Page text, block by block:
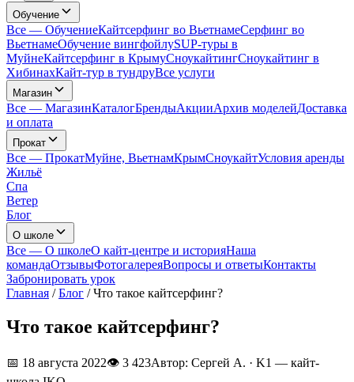
Обучение
Все — ОбучениеКайтсерфинг во ВьетнамеСерфинг во
ВьетнамеОбучение вингфойлуSUP-туры в
МуйнеКайтсерфинг в КрымуСноукайтингСноукайтинг в
ХибинахКайт-тур в тундруВсе услуги
Магазин
Все — МагазинКаталогБрендыАкцииАрхив моделейДоставка
и оплата
Прокат
Все — ПрокатМуйне, ВьетнамКрымСноукайтУсловия аренды
Жильё
Спа
Ветер
Блог
О школе
Все — О школеО кайт-центре и историяНаша
командаОтзывыФотогалереяВопросы и ответыКонтакты
Забронировать урок
Главная /Блог /Что такое кайтсерфинг?
Что такое кайтсерфинг?
📅 18 августа 2022👁 3 423Автор: Сергей А. · K1 — кайт-